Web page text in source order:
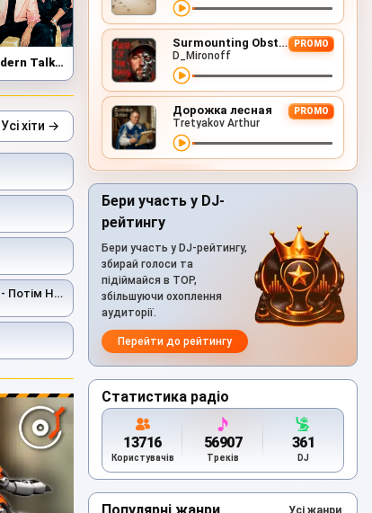
Modern Talking
Усі хіти →
- Потім Не Буде
Surmounting Obstacles (D&B Remix) PROMO
D_Mironoff
Дорожка лесная PROMO
Tretyakov Arthur
Бери участь у DJ-
рейтингу
Бери участь у DJ-рейтингу,
збирай голоси та
підіймайся в TOP,
збільшуючи охоплення
аудиторії.
Перейти до рейтингу
Статистика радіо
13716
Користувачів
56907
Треків
361
DJ
Усі жанри